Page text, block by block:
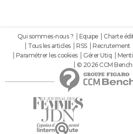
Qui sommes-nous ? Equipe Charte
Tous les articles
RSS Recrutement
Paramétrer les cookies
Gérer Utiq
© 2026 CCM